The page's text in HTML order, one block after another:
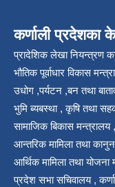
कर्णाली प्रदेशका
प्रादेशिक लेखा नियन्त्रण
भौतिक पूर्वाधार विकास
उधोग ,पर्यटन ,बन तथा
भुमि ब्यबस्था , कृषि तथा
सामाजिक बिकास मन्त्रालय
आन्तरिक मामिला तथा
आर्थिक मामिला तथा
प्रदेश सभा सचिवालय ,